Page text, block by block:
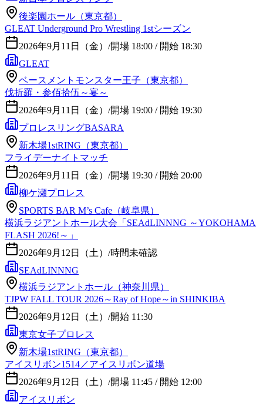
後楽園ホール（東京都）
GLEAT Underground Pro Wrestling 1stシーズン
2026年9月11日（金） /開場 18:00 / 開始 18:30
GLEAT
ベースメントモンスター王子（東京都）
伐折羅・参佰拾伍～宴～
2026年9月11日（金） /開場 19:00 / 開始 19:30
プロレスリングBASARA
新木場1stRING（東京都）
フライデーナイトマッチ
2026年9月11日（金） /開場 19:30 / 開始 20:00
柳ケ瀬プロレス
SPORTS BAR M’s Cafe（岐阜県）
横浜ラジアントホール大会「SEAdLINNNG ～YOKOHAMA
FLASH 2026!～」
2026年9月12日（土） /時間未確認
SEAdLINNNG
横浜ラジアントホール（神奈川県）
TJPW FALL TOUR 2026～Ray of Hope～in SHINKIBA
2026年9月12日（土） /開始 11:30
東京女子プロレス
新木場1stRING（東京都）
アイスリボン1514／アイスリボン道場
2026年9月12日（土） /開場 11:45 / 開始 12:00
アイスリボン